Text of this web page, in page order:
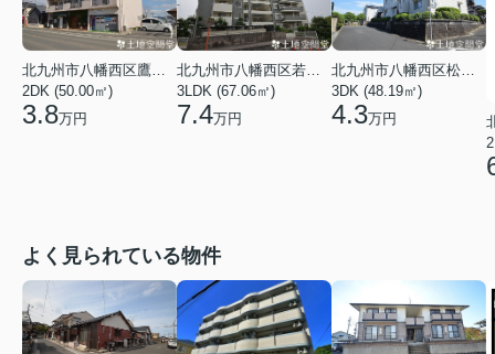
2DK (50.00㎡)
3.8万円
3LDK (67.06㎡)
7.4万円
3DK (48.19㎡)
4.3万円
よく見られている物件